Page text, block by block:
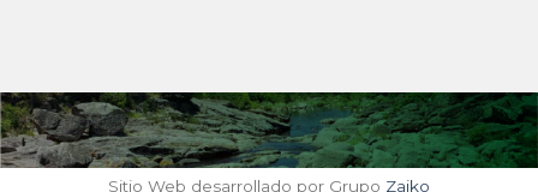
Sitio Web desarrollado por Grupo Zaiko